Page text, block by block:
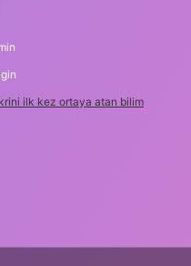
ilk kez ortaya atan bilim